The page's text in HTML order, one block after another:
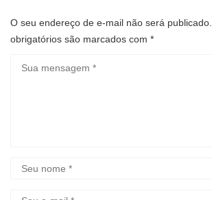
O seu endereço de e-mail não será publicado.
obrigatórios são marcados com *